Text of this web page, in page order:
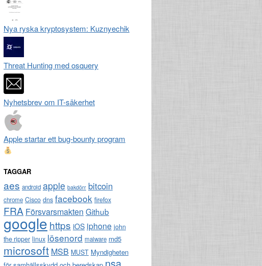
Nya ryska kryptosystem: Kuznyechik
Threat Hunting med osquery
Nyhetsbrev om IT-säkerhet
Apple startar ett bug-bounty program
TAGGAR
aes android apple bakdörr bitcoin
chrome Cisco dns facebook firefox
FRA Försvarsmakten Github
google https iOS iphone john
the ripper linux lösenord malware md5
microsoft MSB MUST Myndigheten